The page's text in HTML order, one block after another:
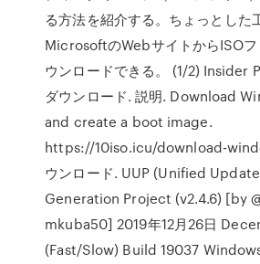
る方法を紹介する。ちょっとした
MicrosoftのWebサイトからISO
ウンロードできる。 (1/2) Insider
ダウンロード. 説明. Download
and create a boot image.
https://10iso.icu/download-
ウンロード. UUP (Unified
Generation Project (v2.4.6) [by
mkuba50] 2019年12月26日
(Fast/Slow) Build 19037